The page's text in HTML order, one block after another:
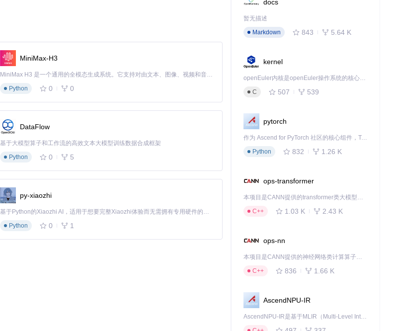
MiniMax-H3
MiniMax H3 是一个通用的全模态生成系统。它支持对由文本、图像、视频和音频组成的多模态上下文进行统一理解，并能生成分辨率高达 2K、时长可达 15 秒的带原生立体声音频的视频。得益于面向任务泛化的系统设计，H3 在预训练阶段就已具备广泛的多模态上下文理解与生成能力，能够出色地执行复杂的多模态指令。
Python
0 0
DataFlow
基于大模型算子和工作流的高效文本大模型训练数据合成框架
Python
0 5
py-xiaozhi
基于Python的Xiaozhi AI，适用于想要完整Xiaozhi体验而无需拥有专用硬件的用户。
Python
0 1
docs
暂无描述
Markdown
843 5.64 K
kernel
openEuler内核是openEuler操作系统的核心，既是系统性能与稳定性的基石，也是连接处理器、设备与服务的桥梁。
C
507 539
pytorch
作为 Ascend for PyTorch 社区的核心组件，TorchNPU 是昇腾专为 PyTorch 打造的深度学习适配插件，使 PyTorch 框架能够直接调用昇腾 NPU，为开发者提供昇腾 AI 处理器的超强算力。
Python
832 1.26 K
ops-transformer
本项目是CANN提供的transformer类大模型算子库，实现网络在NPU上加速计算。
C++
1.03 K 2.43 K
ops-nn
本项目是CANN提供的神经网络类计算算子库，实现网络在NPU上加速计算。
C++
836 1.66 K
AscendNPU-IR
AscendNPU-IR是基于MLIR（Multi-Level Intermediate Representation）构建的，面向昇腾亲和算子编译时使用的中间表示，提供昇腾完备表达能力，通过编译优化提升昇腾AI处理器计算效率，支持通过生态框架使能昇腾AI处理器与深度调优